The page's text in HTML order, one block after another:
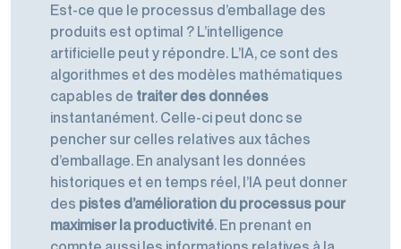
Est-ce que le processus d’emballage des
produits est optimal ? L’intelligence
artificielle peut y répondre. L’IA, ce sont des
algorithmes et des modèles mathématiques
capables de traiter des données
instantanément. Celle-ci peut donc se
pencher sur celles relatives aux tâches
d’emballage. En analysant les données
historiques et en temps réel, l’IA peut donner
des pistes d’amélioration du processus pour
maximiser la productivité. En prenant en